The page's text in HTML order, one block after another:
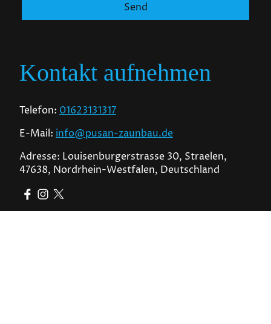
Send
Kontakt aufnehmen
Telefon: 01623131317
E-Mail: info@pusan-zaunbau.de
Adresse: Louisenburgerstrasse 30, Straelen,
47638, Nordrhein-Westfalen, Deutschland